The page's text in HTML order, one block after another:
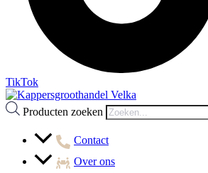
TikTok
Producten zoeken
Contact
Over ons